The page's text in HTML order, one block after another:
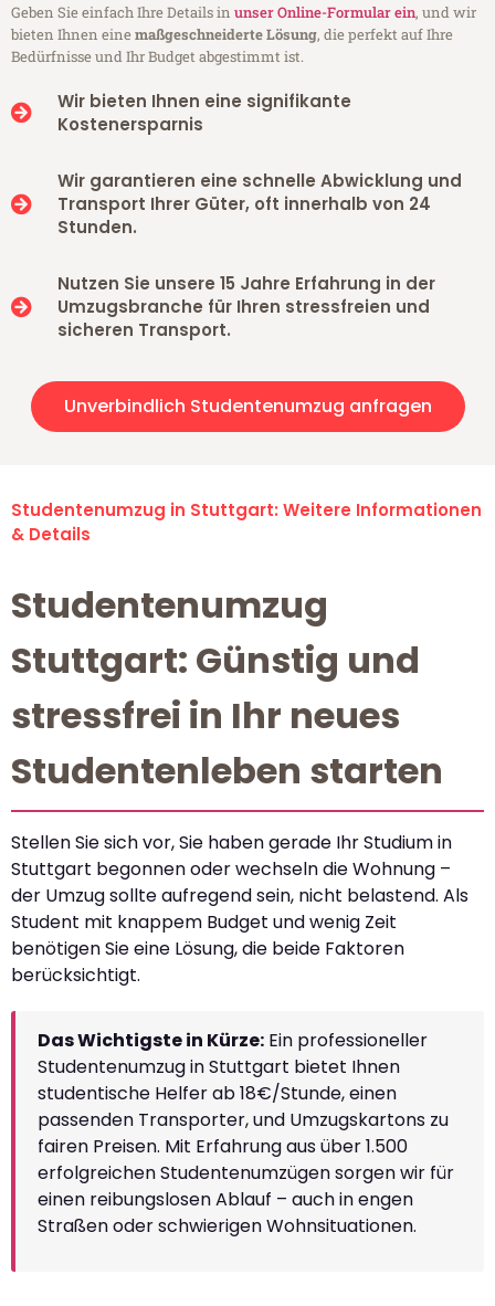
Geben Sie einfach Ihre Details in unser Online-Formular ein, und wir
bieten Ihnen einemaßgeschneiderte Lösung, die perfekt auf Ihre
Bedürfnisse und Ihr Budget abgestimmt ist.
Wir bieten Ihnen eine signifikante
Kostenersparnis
Wir garantieren eine schnelle Abwicklung und
Transport Ihrer Güter, oft innerhalb von 24
Stunden.
Nutzen Sie unsere 15 Jahre Erfahrung in der
Umzugsbranche für Ihren stressfreien und
sicheren Transport.
Unverbindlich Studentenumzug anfragen
Studentenumzug in Stuttgart: Weitere Informationen
& Details
Studentenumzug
Stuttgart: Günstig und
stressfrei in Ihr neues
Studentenleben starten
Stellen Sie sich vor, Sie haben gerade Ihr Studium in
Stuttgart begonnen oder wechseln die Wohnung –
der Umzug sollte aufregend sein, nicht belastend. Als
Student mit knappem Budget und wenig Zeit
benötigen Sie eine Lösung, die beide Faktoren
berücksichtigt.
Das Wichtigste in Kürze: Ein professioneller
Studentenumzug in Stuttgart bietet Ihnen
studentische Helfer ab 18€/Stunde, einen
passenden Transporter, und Umzugskartons zu
fairen Preisen. Mit Erfahrung aus über 1.500
erfolgreichen Studentenumzügen sorgen wir für
einen reibungslosen Ablauf – auch in engen
Straßen oder schwierigen Wohnsituationen.